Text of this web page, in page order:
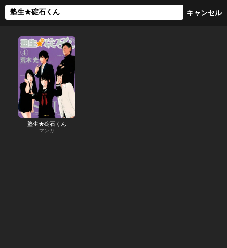
塾生★碇石くん
マンガ